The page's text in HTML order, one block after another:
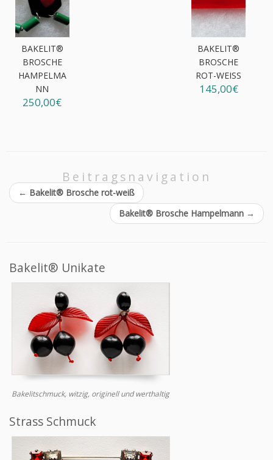
BAKELIT®
BROSCHE
HAMPELMA
NN
250,00€
BAKELIT®
BROSCHE
ROT-WEISS
145,00€
Beitragsnavigation
← Bakelit® Brosche rot-weiß
Bakelit® Brosche Hampelmann →
Bakelit® Unikate
Bakelitschmuck, witzig, originell und werthaltig
Strass Schmuck